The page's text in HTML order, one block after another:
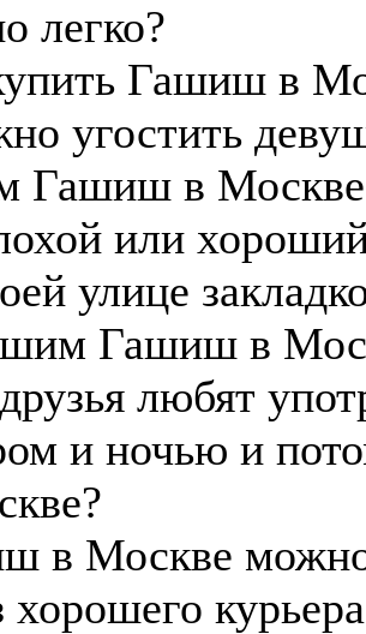
легко?
Гашиш в
угостить
Гашиш в
или
улице
Гашиш в
любят
и ночью и
в Москве можно
хорошего